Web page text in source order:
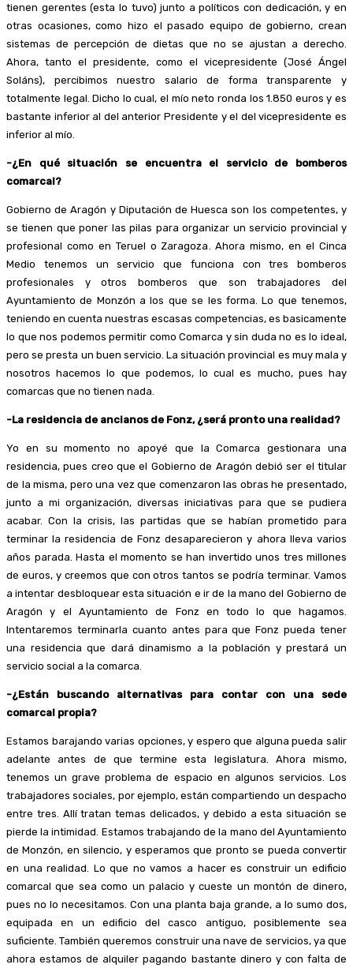
tienen gerentes (esta lo tuvo) junto a políticos con dedicación, y en
otras ocasiones, como hizo el pasado equipo de gobierno, crean
sistemas de percepción de dietas que no se ajustan a derecho.
Ahora, tanto el presidente, como el vicepresidente (José Ángel
Soláns), percibimos nuestro salario de forma transparente y
totalmente legal. Dicho lo cual, el mío neto ronda los 1.850 euros y es
bastante inferior al del anterior Presidente y el del vicepresidente es
inferior al mío.
-¿En qué situación se encuentra el servicio de bomberos
comarcal?
Gobierno de Aragón y Diputación de Huesca son los competentes, y
se tienen que poner las pilas para organizar un servicio provincial y
profesional como en Teruel o Zaragoza. Ahora mismo, en el Cinca
Medio tenemos un servicio que funciona con tres bomberos
profesionales y otros bomberos que son trabajadores del
Ayuntamiento de Monzón a los que se les forma. Lo que tenemos,
teniendo en cuenta nuestras escasas competencias, es basicamente
lo que nos podemos permitir como Comarca y sin duda no es lo ideal,
pero se presta un buen servicio. La situación provincial es muy mala y
nosotros hacemos lo que podemos, lo cual es mucho, pues hay
comarcas que no tienen nada.
-La residencia de ancianos de Fonz, ¿será pronto una realidad?
Yo en su momento no apoyé que la Comarca gestionara una
residencia, pues creo que el Gobierno de Aragón debió ser el titular
de la misma, pero una vez que comenzaron las obras he presentado,
junto a mi organización, diversas iniciativas para que se pudiera
acabar. Con la crisis, las partidas que se habían prometido para
terminar la residencia de Fonz desaparecieron y ahora lleva varios
años parada. Hasta el momento se han invertido unos tres millones
de euros, y creemos que con otros tantos se podría terminar. Vamos
a intentar desbloquear esta situación e ir de la mano del Gobierno de
Aragón y el Ayuntamiento de Fonz en todo lo que hagamos.
Intentaremos terminarla cuanto antes para que Fonz pueda tener
una residencia que dará dinamismo a la población y prestará un
servicio social a la comarca.
-¿Están buscando alternativas para contar con una sede
comarcal propia?
Estamos barajando varias opciones, y espero que alguna pueda salir
adelante antes de que termine esta legislatura. Ahora mismo,
tenemos un grave problema de espacio en algunos servicios. Los
trabajadores sociales, por ejemplo, están compartiendo un despacho
entre tres. Allí tratan temas delicados, y debido a esta situación se
pierde la intimidad. Estamos trabajando de la mano del Ayuntamiento
de Monzón, en silencio, y esperamos que pronto se pueda convertir
en una realidad. Lo que no vamos a hacer es construir un edificio
comarcal que sea como un palacio y cueste un montón de dinero,
pues no lo necesitamos. Con una planta baja grande, a lo sumo dos,
equipada en un edificio del casco antiguo, posiblemente sea
suficiente. También queremos construir una nave de servicios, ya que
ahora estamos de alquiler pagando bastante dinero y con falta de